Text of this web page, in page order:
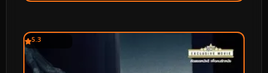
5.3